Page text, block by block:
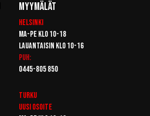
Myymälät
Helsinki
Ma-pe klo 10-18
Lauantaisin klo 10-16
Puh:
0445-805 850
Turku
Uusi osoite